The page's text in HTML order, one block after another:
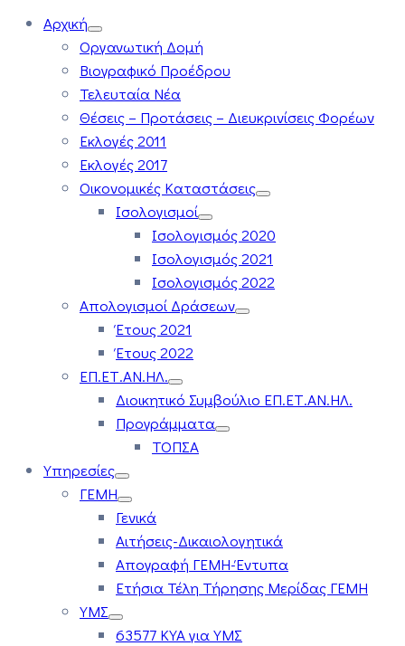
Αρχική
Οργανωτική Δομή
Βιογραφικό Προέδρου
Τελευταία Νέα
Θέσεις – Προτάσεις – Διευκρινίσεις Φορέων
Εκλογές 2011
Εκλογές 2017
Οικονομικές Καταστάσεις
Ισολογισμοί
Ισολογισμός 2020
Ισολογισμός 2021
Ισολογισμός 2022
Απολογισμοί Δράσεων
Έτους 2021
Έτους 2022
ΕΠ.ΕΤ.ΑΝ.ΗΛ.
Διοικητικό Συμβούλιο ΕΠ.ΕΤ.ΑΝ.ΗΛ.
Προγράμματα
ΤΟΠΣΑ
Υπηρεσίες
ΓΕΜΗ
Γενικά
Αιτήσεις-Δικαιολογητικά
Απογραφή ΓΕΜΗ-Έντυπα
Ετήσια Τέλη Τήρησης Μερίδας ΓΕΜΗ
ΥΜΣ
63577 ΚΥΑ για ΥΜΣ